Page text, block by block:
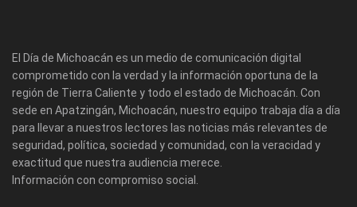
El Día de Michoacán es un medio de comunicación digital
comprometido con la verdad y la información oportuna de la
región de Tierra Caliente y todo el estado de Michoacán. Con
sede en Apatzingán, Michoacán, nuestro equipo trabaja día a día
para llevar a nuestros lectores las noticias más relevantes de
seguridad, política, sociedad y comunidad, con la veracidad y
exactitud que nuestra audiencia merece.
Información con compromiso social.